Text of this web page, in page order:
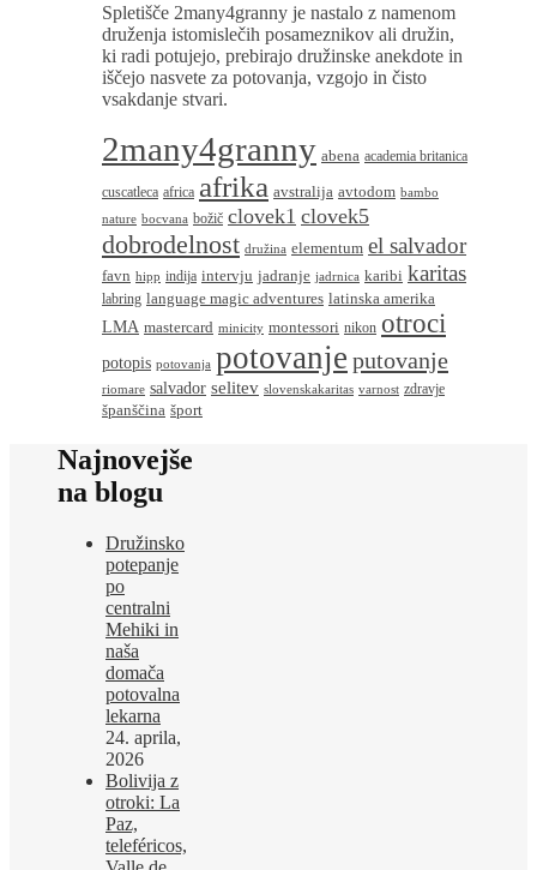
Spletišče 2many4granny je nastalo z namenom
druženja istomislečih posameznikov ali družin,
ki radi potujejo, prebirajo družinske anekdote in
iščejo nasvete za potovanja, vzgojo in čisto
vsakdanje stvari.
2many4granny abena academia britanica
cuscatleca africa afrika avstralija avtodom bambo
nature bocvana božič clovek1 clovek5
dobrodelnost družina elementum el salvador
favn hipp indija intervju jadranje jadrnica karibi karitas
labring language magic adventures latinska amerika
LMA mastercard minicity montessori nikon otroci
potopis potovanja potovanje putovanje
riomare salvador selitev slovenskakaritas varnost zdravje
španščina šport
Najnovejše
na blogu
Družinsko
potepanje
po
centralni
Mehiki in
naša
domača
potovalna
lekarna
24. aprila,
2026
Bolivija z
otroki: La
Paz,
teleféricos,